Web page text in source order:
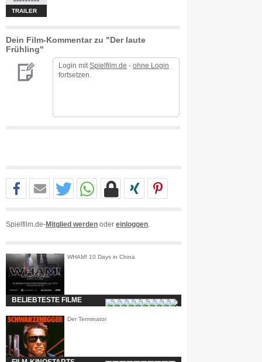
TRAILER
Dein Film-Kommentar zu "Der laute
Frühling"
Login mit Spielfilm.de - ohne Login
fortsetzen.
Spielfilm.de-Mitglied werden oder einloggen
WHAM! 10 Days in China
BELIEBTESTE FILME
Der Terminator